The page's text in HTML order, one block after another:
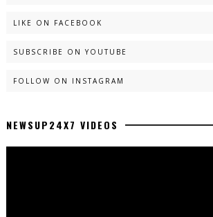
LIKE ON FACEBOOK
SUBSCRIBE ON YOUTUBE
FOLLOW ON INSTAGRAM
NEWSUP24X7 VIDEOS